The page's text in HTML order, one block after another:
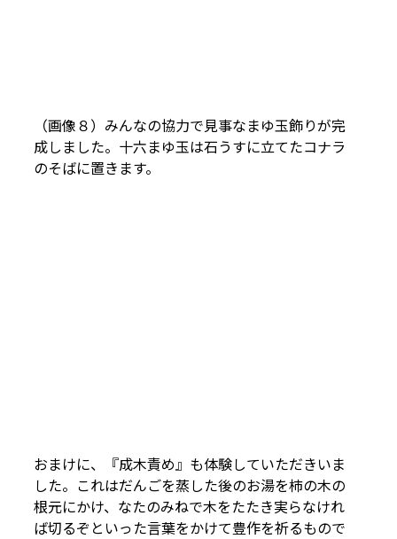
（画像８）みんなの協力で見事なまゆ玉飾りが完
成しました。十六まゆ玉は石うすに立てたコナラ
のそばに置きます。
おまけに、『成木責め』も体験していただきいま
した。これはだんごを蒸した後のお湯を柿の木の
根元にかけ、なたのみねで木をたたき実らなけれ
ば切るぞといった言葉をかけて豊作を祈るもので